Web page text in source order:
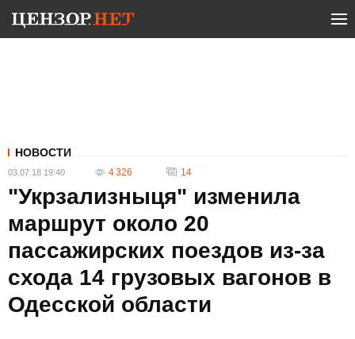
НОВОСТИ
03.07.18 19:40 4 326 14
"Укрзализныця" изменила
маршрут около 20
пассажирских поездов из-за
схода 14 грузовых вагонов в
Одесской области